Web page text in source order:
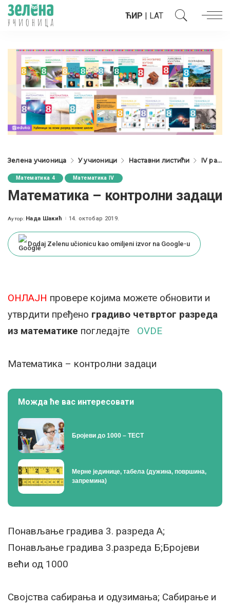
ЋИР | LAT
Зелена учионица У учионици Наставни листићи IV разред
Математика 4 Математика IV
Mатематика – контролни задаци
Posted
Аутор: Нада Шакић 14. октобар 2019.
Dodaj Zelenu učionicu kao omiljeni izvor na Google-u
ОНЛАЈН провере којима можете обновити и
утврдити пређено градиво четвртог разреда
из математике погледајте OVDE
Mатематика – контролни задаци
Можда ће вас интересовати
Бројеви до 1000 – ТЕСТ
Мерне јединице, табела (дужина, површина,
запремина)
Понављање градива 3. разреда А;
Понављање градива 3.разреда Б;Бројеви
већи од 1000
Својства сабирања и одузимања; Сабирање и